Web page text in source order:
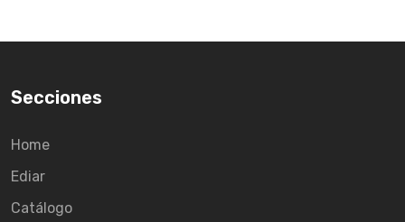
Secciones
Home
Ediar
Catálogo